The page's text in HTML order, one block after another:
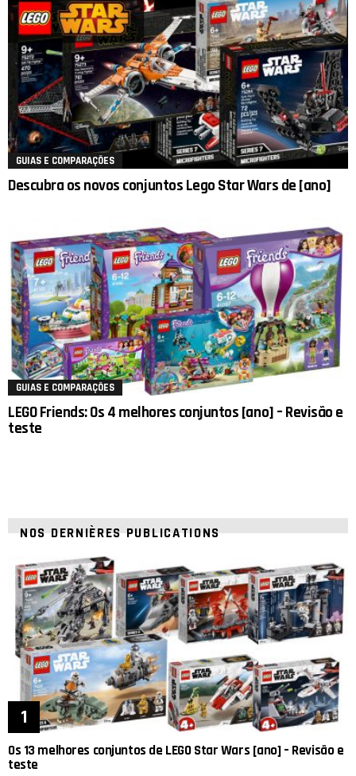
GUIAS E COMPARAÇÕES
Descubra os novos conjuntos Lego Star Wars de [ano]
GUIAS E COMPARAÇÕES
LEGO Friends: Os 4 melhores conjuntos [ano] – Revisão e
teste
NOS DERNIÈRES PUBLICATIONS
Os 13 melhores conjuntos de LEGO Star Wars [ano] – Revisão e
teste